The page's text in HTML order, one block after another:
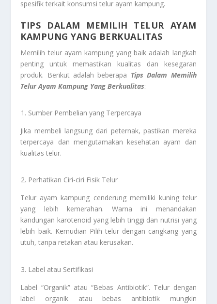
spesifik terkait konsumsi telur ayam kampung.
TIPS DALAM MEMILIH TELUR AYAM
KAMPUNG YANG BERKUALITAS
Memilih telur ayam kampung yang baik adalah langkah
penting untuk memastikan kualitas dan kesegaran
produk. Berikut adalah beberapa Tips Dalam Memilih
Telur Ayam Kampung Yang Berkualitas:
Sumber Pembelian yang Terpercaya
Jika membeli langsung dari peternak, pastikan mereka
terpercaya dan mengutamakan kesehatan ayam dan
kualitas telur.
Perhatikan Ciri-ciri Fisik Telur
Telur ayam kampung cenderung memiliki kuning telur
yang lebih kemerahan. Warna ini menandakan
kandungan karotenoid yang lebih tinggi dan nutrisi yang
lebih baik. Kemudian Pilih telur dengan cangkang yang
utuh, tanpa retakan atau kerusakan.
Label atau Sertifikasi
Label “Organik” atau “Bebas Antibiotik”. Telur dengan
label organik atau bebas antibiotik mungkin